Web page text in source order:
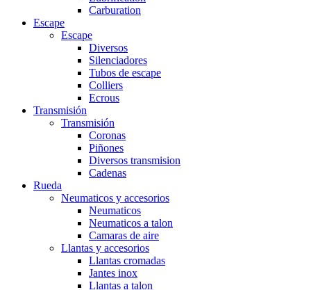
Carburation
Escape
Escape
Diversos
Silenciadores
Tubos de escape
Colliers
Ecrous
Transmisión
Transmisión
Coronas
Piñones
Diversos transmision
Cadenas
Rueda
Neumaticos y accesorios
Neumaticos
Neumaticos a talon
Camaras de aire
Llantas y accesorios
Llantas cromadas
Jantes inox
Llantas a talon